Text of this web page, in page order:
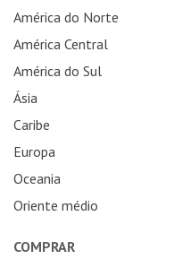
América do Norte
América Central
América do Sul
Ásia
Caribe
Europa
Oceania
Oriente médio
COMPRAR